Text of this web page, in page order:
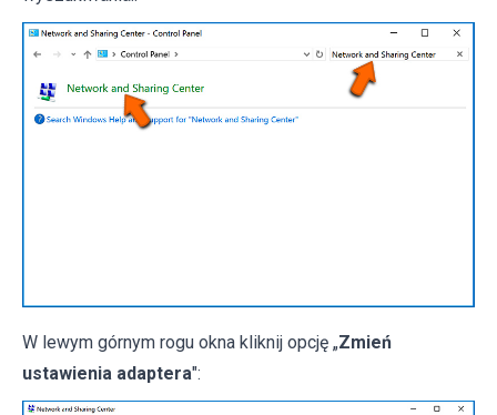
W lewym górnym rogu okna kliknij opcję „Zmień
ustawienia adaptera":